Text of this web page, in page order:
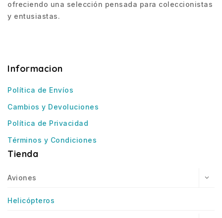
ofreciendo una selección pensada para coleccionistas
y entusiastas.
Informacion
Política de Envíos
Cambios y Devoluciones
Política de Privacidad
Términos y Condiciones
Tienda
Aviones
Helicópteros